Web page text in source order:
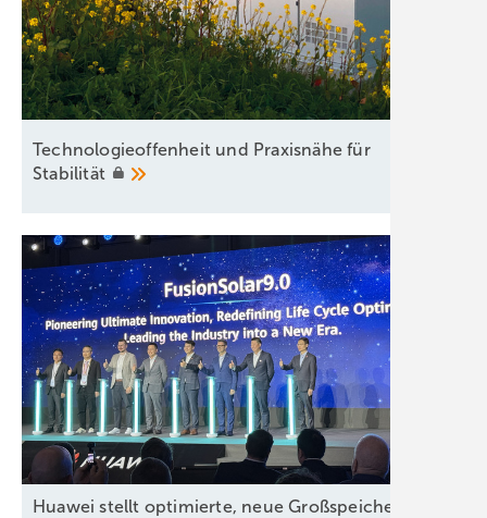
Technologieoffenheit und Praxisnähe für
Stabilität
Huawei stellt optimierte, neue